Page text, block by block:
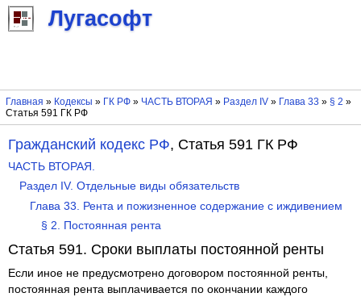
Лугасофт
Главная » Кодексы » ГК РФ» ЧАСТЬ ВТОРАЯ » Раздел IV» Глава 33 » § 2 »
Статья 591 ГК РФ
Гражданский кодекс РФ, Статья 591 ГК РФ
ЧАСТЬ ВТОРАЯ.
Раздел IV. Отдельные виды обязательств
Глава 33. Рента и пожизненное содержание с иждивением
§ 2. Постоянная рента
Статья 591. Сроки выплаты постоянной ренты
Если иное не предусмотрено договором постоянной ренты,
постоянная рента выплачивается по окончании каждого